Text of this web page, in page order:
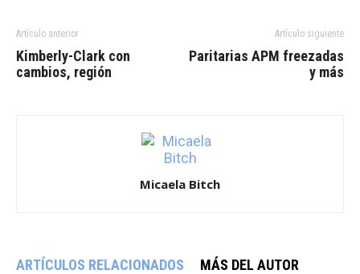
Artículo anterior
Kimberly-Clark con
cambios, región
Artículo siguiente
Paritarias APM freezadas
y más
Micaela Bitch
ARTÍCULOS RELACIONADOS MÁS DEL AUTOR